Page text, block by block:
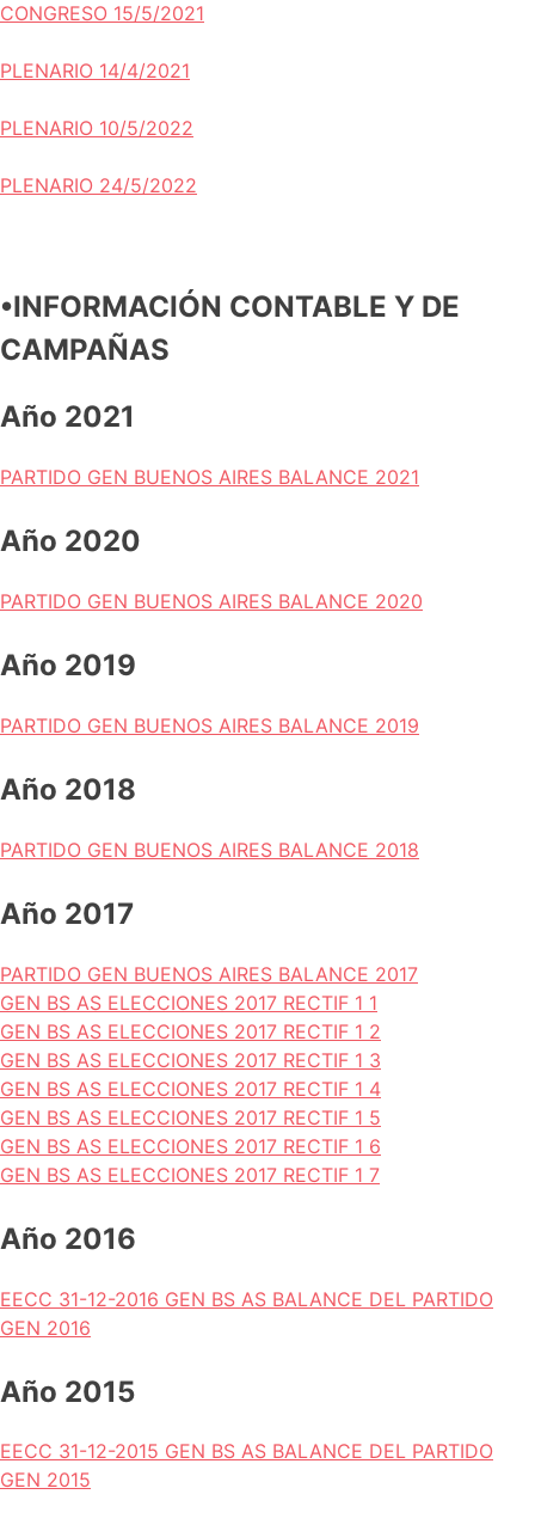
CONGRESO 15/5/2021
PLENARIO 14/4/2021
PLENARIO 10/5/2022
PLENARIO 24/5/2022
•INFORMACIÓN CONTABLE Y DE
CAMPAÑAS
Año 2021
PARTIDO GEN BUENOS AIRES BALANCE 2021
Año 2020
PARTIDO GEN BUENOS AIRES BALANCE 2020
Año 2019
PARTIDO GEN BUENOS AIRES BALANCE 2019
Año 2018
PARTIDO GEN BUENOS AIRES BALANCE 2018
Año 2017
PARTIDO GEN BUENOS AIRES BALANCE 2017
GEN BS AS ELECCIONES 2017 RECTIF 1 1
GEN BS AS ELECCIONES 2017 RECTIF 1 2
GEN BS AS ELECCIONES 2017 RECTIF 1 3
GEN BS AS ELECCIONES 2017 RECTIF 1 4
GEN BS AS ELECCIONES 2017 RECTIF 1 5
GEN BS AS ELECCIONES 2017 RECTIF 1 6
GEN BS AS ELECCIONES 2017 RECTIF 1 7
Año 2016
EECC 31-12-2016 GEN BS AS BALANCE DEL PARTIDO
GEN 2016
Año 2015
EECC 31-12-2015 GEN BS AS BALANCE DEL PARTIDO
GEN 2015